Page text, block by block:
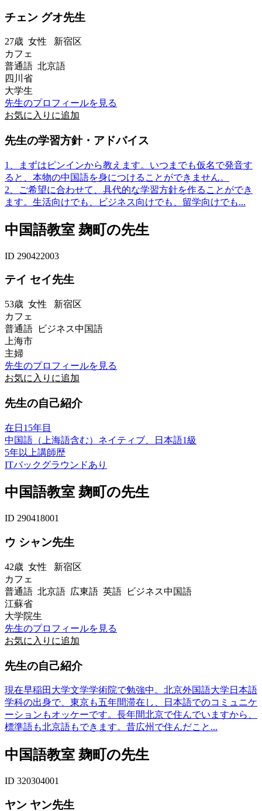
チェン グオ先生
27歳 女性 新宿区
カフェ
普通語 北京語
四川省
大学生
先生のプロフィールを見る
お気に入りに追加
先生の学習方針・アドバイス
1、まずはピンインから教えます。いつまでも仮名で発音す
ると、本物の中国語を身につけることができません。
2、ご希望に合わせて、具代的な学習方針を作ることができ
ます。生活向けでも、ビジネス向けでも、留学向けでも...
中国語教室 麹町の先生
ID 290422003
テイ セイ先生
53歳 女性 新宿区
カフェ
普通語 ビジネス中国語
上海市
主婦
先生のプロフィールを見る
お気に入りに追加
先生の自己紹介
在日15年目
中国語（上海語含む）ネイティブ、日本語1級
5年以上講師歴
ITバックグラウンドあり
中国語教室 麹町の先生
ID 290418001
ウ シャン先生
42歳 女性 新宿区
カフェ
普通語 北京語 広東語 英語 ビジネス中国語
江蘇省
大学院生
先生のプロフィールを見る
お気に入りに追加
先生の自己紹介
現在早稲田大学文学学術院で勉強中。北京外国語大学日本語
学科の出身で、東京も五年間滞在し、日本語でのコミュニケ
ーションもオッケーです。長年間北京で住んでいますから、
標準語も北京語もできます。昔広州で住んだこと...
中国語教室 麹町の先生
ID 320304001
ヤン ヤン先生